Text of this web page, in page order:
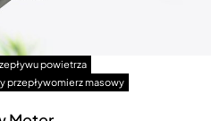
powietrza
przepływomierz masowy